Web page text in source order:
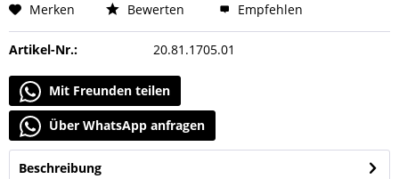
Merken Bewerten Empfehlen
Artikel-Nr.: 20.81.1705.01
Mit Freunden teilen
Über WhatsApp anfragen
Beschreibung